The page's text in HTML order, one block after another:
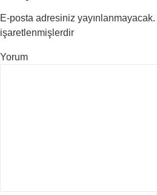
E-posta adresiniz yayınlanmayacak.
işaretlenmişlerdir
Yorum